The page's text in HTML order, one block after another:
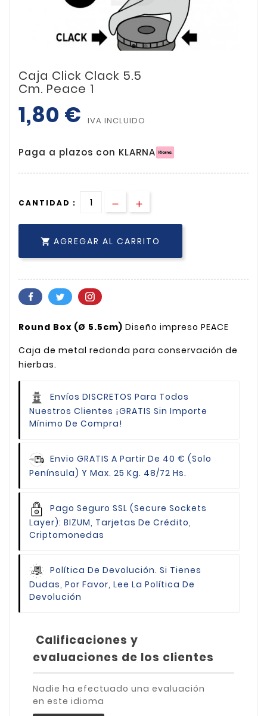
Caja Click Clack 5.5
Cm. Peace 1
1,80 € IVA INCLUIDO
Paga a plazos con KLARNA
CANTIDAD :
 AGREGAR AL CARRITO
Round Box (Ø 5.5cm) Diseño impreso PEACE
Caja de metal redonda para conservación de
hierbas.
Envíos DISCRETOS Para Todos
Nuestros Clientes ¡GRATIS Sin Importe
Mínimo De Compra!
Envio GRATIS A Partir De 40 € (Solo
Península) Y Max. 25 Kg. 48/72 Hs.
Pago Seguro SSL (Secure Sockets
Layer): BIZUM, Tarjetas De Crédito,
Criptomonedas
Política De Devolución. Si Tienes
Dudas, Por Favor, Lee La Política De
Devolución
Calificaciones y
evaluaciones de los clientes
Nadie ha efectuado una evaluación
en este idioma